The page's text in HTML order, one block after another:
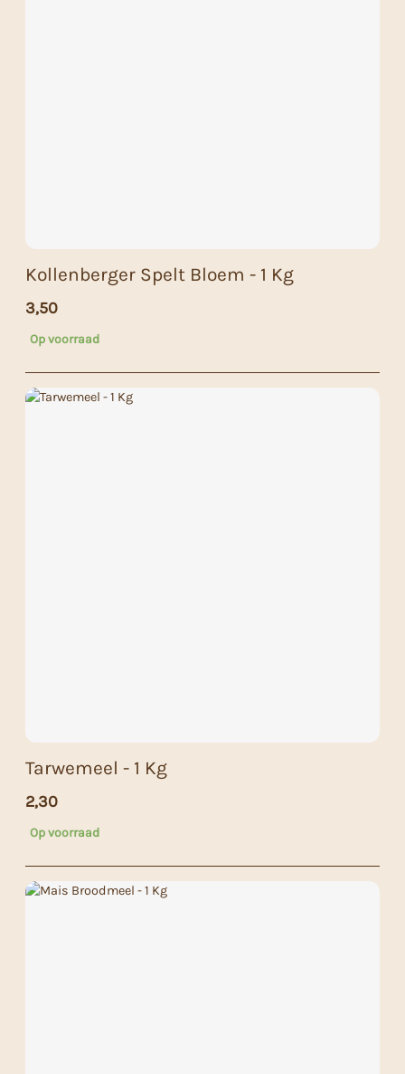
Kollenberger Spelt Bloem - 1 Kg
3,50
Op voorraad
Tarwemeel - 1 Kg
2,30
Op voorraad